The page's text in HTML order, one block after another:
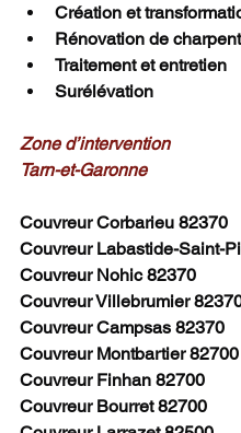
Création et
Rénovation de
Traitement et entretien
Surélévation
Zone d’intervention
Tarn-et-Garonne
Couvreur Corbarieu 82370
Couvreur Labastide-Saint-
Couvreur Nohic 82370
Couvreur Villebrumier
Couvreur Campsas 82370
Couvreur Montbartier 82700
Couvreur Finhan 82700
Couvreur Bourret 82700